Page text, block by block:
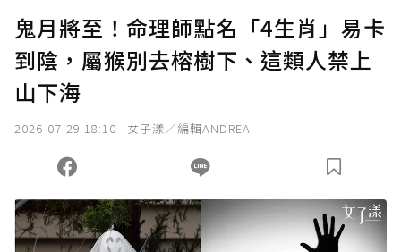
確認送出
您當前剩餘 U 利點數：0點；前往 購買點數
鬼月將至！命理師點名「4生肖」易卡
到陰，屬猴別去榕樹下、這類人禁上
山下海
2026-07-29 18:10 女子漾／編輯ANDREA